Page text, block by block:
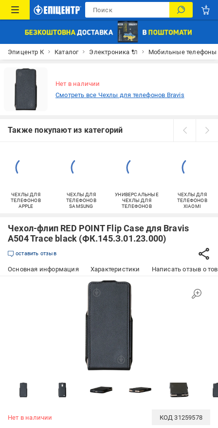
Эпицентр К Каталог Электроника 🔌 Мобильные телефоны
Нет в наличии
Смотреть все Чехлы для телефонов Bravis
Также покупают из категорий
ЧЕХЛЫ ДЛЯ
ТЕЛЕФОНОВ
APPLE
ЧЕХЛЫ ДЛЯ
ТЕЛЕФОНОВ
SAMSUNG
УНИВЕРСАЛЬНЫЕ
ЧЕХЛЫ ДЛЯ
ТЕЛЕФОНОВ
ЧЕХЛЫ ДЛЯ
ТЕЛЕФОНОВ
XIAOMI
Чехол-флип RED POINT Flip Case для Bravis
A504 Trace black (ФК.145.З.01.23.000)
оставить отзыв
Основная информация Характеристики Написать отзыв о
Нет в наличии КОД31259578